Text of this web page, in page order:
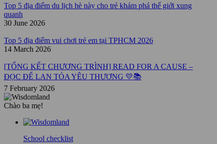
Top 5 địa điểm du lịch hè này cho trẻ khám phá thế giới xung
quanh
30 June 2026
Top 5 địa điểm vui chơi trẻ em tại TPHCM 2026
14 March 2026
[TỔNG KẾT CHƯƠNG TRÌNH] READ FOR A CAUSE –
ĐỌC ĐỂ LAN TỎA YÊU THƯƠNG 💛📚
7 February 2026
Chào ba mẹ!
School checklist